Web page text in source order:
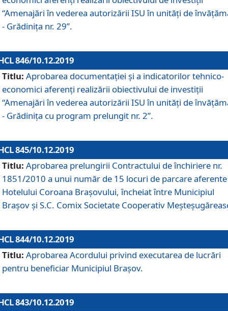
“Amenajări în vederea autorizării ISU în unități de
- Grădinița nr. 29”.
846/10.12.2019
Titlu: Aprobarea documentației și a indicatorilor tehnico-
economici aferenți realizării obiectivului de investiții
“Amenajări în vederea autorizării ISU în unități de
- Grădinița cu program prelungit nr. 2”.
845/10.12.2019
Titlu: Aprobarea prelungirii Contractului de închiriere nr.
1851/2010 a unui număr de 15 locuri de parcare aferente
Hotelului Coroana Brașovului, încheiat între Municipiul
Braşov şi S.C. Comix Societate Cooperativ
844/10.12.2019
Titlu: Aprobarea Acordului privind executarea de lucrări
pentru beneficiar Municipiul Brașov.
843/10.12.2019